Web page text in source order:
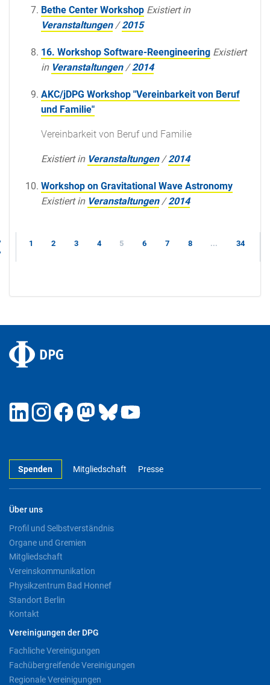
Bethe Center Workshop Existiert in
Veranstaltungen /2015
16. Workshop Software-Reengineering Existiert
in Veranstaltungen /2014
AKC/jDPG Workshop "Vereinbarkeit von Beruf
und Familie"
Vereinbarkeit von Beruf und Familie
Existiert in Veranstaltungen /2014
Workshop on Gravitational Wave Astronomy
Existiert in Veranstaltungen /2014
1 2 3 4 5 6 7 8 ... 34
Spenden Mitgliedschaft Presse
Über uns
Profil und Selbstverständnis
Organe und Gremien
Mitgliedschaft
Vereinskommunikation
Physikzentrum Bad Honnef
Standort Berlin
Kontakt
Vereinigungen der DPG
Fachliche Vereinigungen
Fachübergreifende Vereinigungen
Regionale Vereinigungen